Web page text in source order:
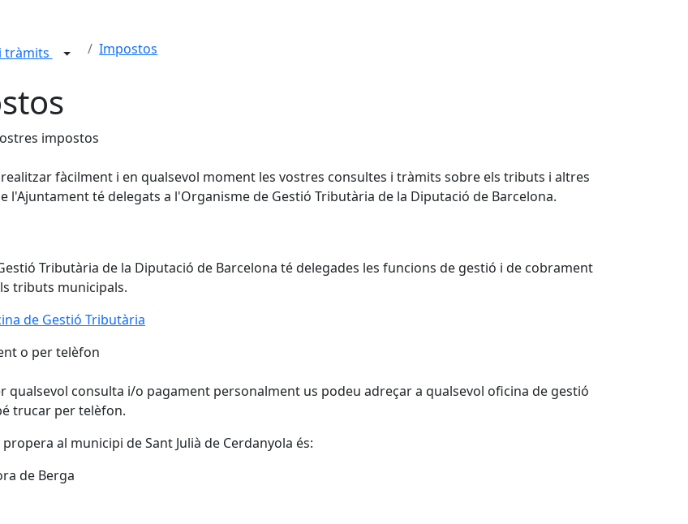
tràmits Impostos
impostos
fàcilment i en qualsevol moment les vostres consultes i tràmits sobre els tributs i altres
l'Ajuntament té delegats a l'Organisme de Gestió Tributària de la Diputació de Barcelona.
Tributària de la Diputació de Barcelona té delegades les funcions de gestió i de cobrament
tributs municipals.
de Gestió Tributària
o per telèfon
qualsevol consulta i/o pagament personalment us podeu adreçar a qualsevol oficina de gestió
trucar per telèfon.
al municipi de Sant Julià de Cerdanyola és:
de Berga